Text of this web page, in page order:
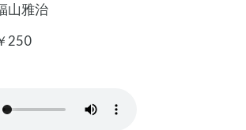
山雅治
250